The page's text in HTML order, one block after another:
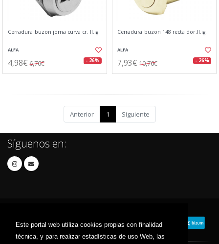
Este portal web utiliza cookies propias con finalidad
técnica, y para realizar estadísticas de uso Web, las
Cerradura buzon joma curva cr. ll.ig
ALFA
4,98€ 6,76€ - 26%
Cerradura buzon 148 recta dor.ll.ig.
ALFA
7,93€ 10,76€ - 26%
Anterior 1 Siguiente
Síguenos en: